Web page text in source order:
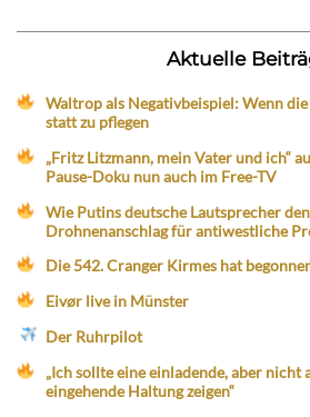
Aktuelle
Waltrop als Negativbeispiel: Wenn
statt zu pflegen
„Fritz Litzmann, mein Vater und ich“
Pause-Doku nun auch im Free-TV
Wie Putins deutsche Lautsprecher
Drohnenanschlag für antiwestliche
Die 542. Cranger Kirmes hat
Eivør live in Münster
Der Ruhrpilot
„Ich sollte eine einladende, aber
eingehende Haltung zeigen“